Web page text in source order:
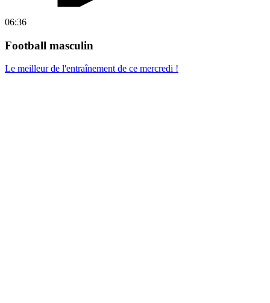
06:36
Football masculin
Le meilleur de l'entraînement de ce mercredi !